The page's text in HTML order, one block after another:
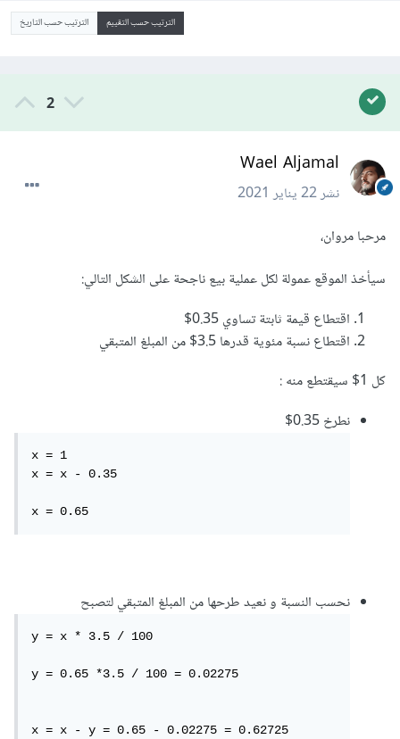
الترتيب حسب التقييم الترتيب حسب التاريخ
2
Wael Aljamal
نشر22 يناير 2021
مرحبا مروان،
سيأخذ الموقع عمولة لكل عملية بيع ناجحة على الشكل التالي:
اقتطاع قيمة ثابتة تساوي 0.35$
اقتطاع نسبة مئوية قدرها 3.5$ من المبلغ المتبقي
كل 1$ سيقتطع منه :
نطرخ 0.35$
x = 1
x = x - 0.35
x = 0.65
نحسب النسبة و نعيد طرحها من المبلغ المتبقي لتصبح
y = x * 3.5 / 100
y = 0.65 *3.5 / 100 = 0.02275
x = x - y = 0.65 - 0.02275 = 0.62725